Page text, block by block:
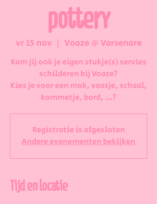
pottery
vr 15 nov
  |
Voaze @ Varsenare
Kom jij ook je eigen stukje(s) servies
schilderen bij Voaze?
Kies je voor een mok, vaasje, schaal,
kommetje, bord, ...?
Registratie is afgesloten
Andere evenementen bekijken
Tijd en locatie